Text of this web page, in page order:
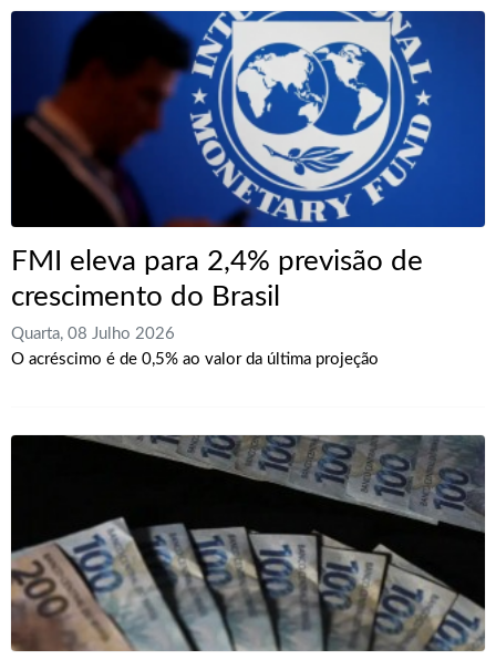
FMI eleva para 2,4% previsão de
crescimento do Brasil
Quarta, 08 Julho 2026
O acréscimo é de 0,5% ao valor da última projeção